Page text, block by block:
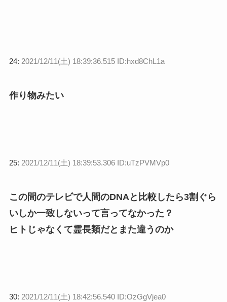
24: 2021/12/11(土) 18:39:36.515 ID:hxd8ChL1a
作り物みたい
25: 2021/12/11(土) 18:39:53.306 ID:uTzPVMVp0
この間のテレビで人間のDNAと比較したら3割ぐら
いしか一致しないって言ってなかった？
ヒトじゃなくて霊長類だとまた違うのか
30: 2021/12/11(土) 18:42:56.540 ID:OzGgVjea0